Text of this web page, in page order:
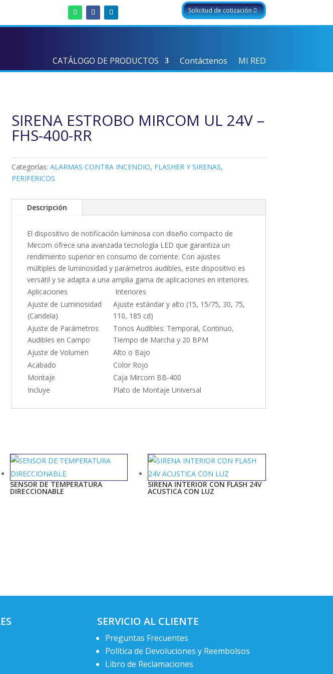
Solicitud de cotización
CATÁLOGO DE PRODUCTOS Contáctenos MI RED
SIRENA ESTROBO MIRCOM UL 24V –
FHS-400-RR
Categorías: ALARMAS CONTRA INCENDIO, FLASHER Y SIRENAS,
PERIFERICOS
Descripción
El dispositivo de notificación luminosa con diseño compacto de
Mircom ofrece una avanzada tecnología LED que garantiza un
rendimiento superior en consumo de corriente. Con ajustes
múltiples de luminosidad y parámetros audibles, este dispositivo es
versátil y se adapta a una amplia gama de aplicaciones en interiores.
Aplicaciones
Interiores
Ajuste de Luminosidad
(Candela)
Ajuste estándar y alto (15, 15/75, 30, 75,
110, 185 cd)
Ajuste de Parámetros
Audibles en Campo
Tonos Audibles: Temporal, Continuo,
Tiempo de Marcha y 20 BPM
Ajuste de Volumen
Alto o Bajo
Acabado
Color Rojo
Montaje
Caja Mircom BB-400
Incluye
Plato de Montaje Universal
SENSOR DE TEMPERATURA
DIRECCIONABLE
SIRENA INTERIOR CON FLASH 24V
ACUSTICA CON LUZ
SERVICIO AL CLIENTE
Preguntas Frecuentes
Política de Devoluciones y Reembolsos
Libro de Reclamaciones